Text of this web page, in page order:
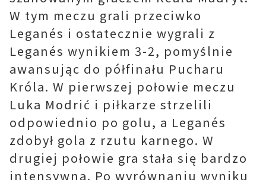
W tym meczu grali przeciwko
Leganés i ostatecznie wygrali z
Leganés wynikiem 3-2, pomyślnie
awansując do półfinału Pucharu
Króla. W pierwszej połowie meczu
Luka Modrić i piłkarze strzelili
odpowiednio po golu, a Leganés
zdobył gola z rzutu karnego. W
drugiej połowie gra stała się bardzo
intensywna. Po wyrównaniu wyniku